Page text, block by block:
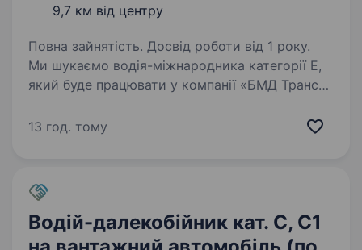
9,7 км від центру
Повна зайнятість. Досвід роботи від 1 року.
Ми шукаємо водія-міжнародника категорії Е,
який буде працювати у компанії «БМД Транс
перевезенням вантажів зі спеціальним
13 год. тому
Водій-далекобійник кат. С, С1